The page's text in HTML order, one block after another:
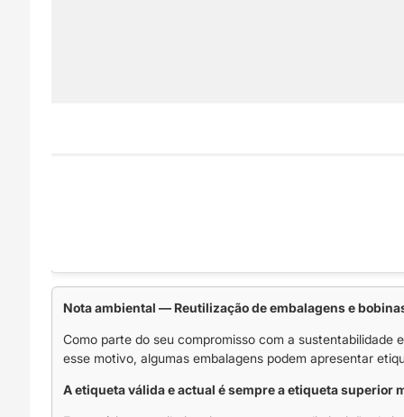
Nota ambiental — Reutilização de embalagens e
Como parte do seu compromisso com a sustentabilidade
esse motivo, algumas embalagens podem apresentar
A etiqueta válida e actual é sempre a etiqueta superior